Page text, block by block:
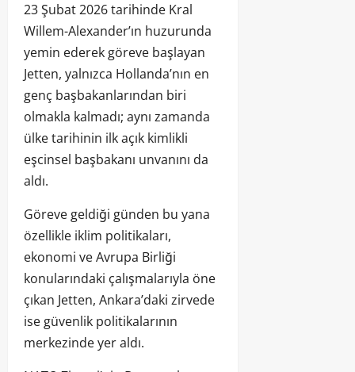
23 Şubat 2026 tarihinde Kral
Willem-Alexander’ın huzurunda
yemin ederek göreve başlayan
Jetten, yalnızca Hollanda’nın en
genç başbakanlarından biri
olmakla kalmadı; aynı zamanda
ülke tarihinin ilk açık kimlikli
eşcinsel başbakanı unvanını da
aldı.
Göreve geldiği günden bu yana
özellikle iklim politikaları,
ekonomi ve Avrupa Birliği
konularındaki çalışmalarıyla öne
çıkan Jetten, Ankara’daki zirvede
ise güvenlik politikalarının
merkezinde yer aldı.